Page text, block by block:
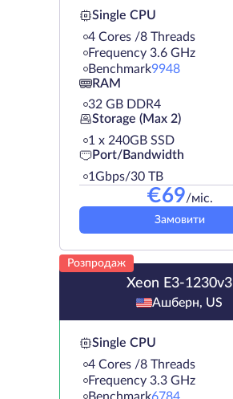
Single CPU
4 Cores /8 Threads
Frequency 3.6 GHz
Benchmark9948
RAM
32 GB DDR4
Storage (Max 2)
1 х 240GB SSD
Port/Bandwidth
1Gbps/30 TB
€69/міс.
Замовити
Розпродаж
Xeon E3-1230v3
Ашберн, US
Single CPU
4 Cores /8 Threads
Frequency 3.3 GHz